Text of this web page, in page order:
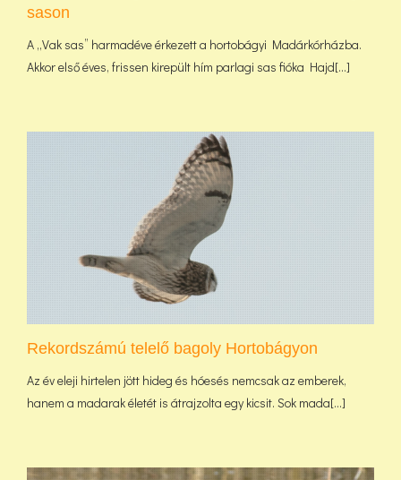
sason
A „Vak sas” harmadéve érkezett a hortobágyi Madárkórházba.
Akkor első éves, frissen kirepült hím parlagi sas fióka Hajd[...]
Rekordszámú telelő bagoly Hortobágyon
Az év eleji hirtelen jött hideg és hóesés nemcsak az emberek,
hanem a madarak életét is átrajzolta egy kicsit. Sok mada[...]